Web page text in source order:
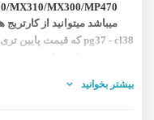
MX310/MX300/MP470
میباشد میتوانید از کارتریج
pg37 - cl38 که قیمت پایین تری دارد استفاده نمایید.
میباشد میتوانید از کارتریج
بیشتر بخوانید